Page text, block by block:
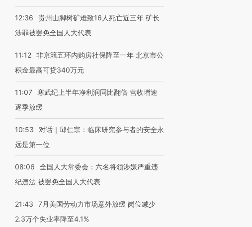
12:36
贵州山脚树矿难致16人死亡近三年 矿长
涉罪被罢免全国人大代表
11:12 非京籍五环内购房社保降至一年 北京市公
积金最高可贷340万元
11:07
寒武纪上半年净利润同比翻倍 营收增速
逐季放缓
10:53
对话｜邱仁宗：临床研究参与者的安全永
远是第一位
08:06
全国人大常委会：六名将领涉嫌严重违
纪违法 被罢免全国人大代表
21:43
7月美国劳动力市场意外放缓 岗位减少
2.3万个失业率降至4.1%